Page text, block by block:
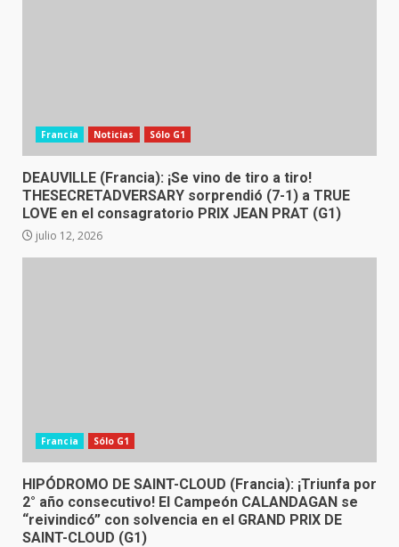
Francia Noticias Sólo G1
DEAUVILLE (Francia): ¡Se vino de tiro a tiro!
THESECRETADVERSARY sorprendió (7-1) a TRUE
LOVE en el consagratorio PRIX JEAN PRAT (G1)
julio 12, 2026
Francia Sólo G1
HIPÓDROMO DE SAINT-CLOUD (Francia): ¡Triunfa por
2° año consecutivo! El Campeón CALANDAGAN se
“reivindicó” con solvencia en el GRAND PRIX DE
SAINT-CLOUD (G1)